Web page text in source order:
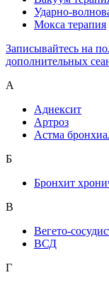
Ударно-
Мокса терапия
Записывайтесь на
дополнительных
А
Аднексит
Артроз
Астма
Б
Бронхит
В
Вегето-
ВСД
Г